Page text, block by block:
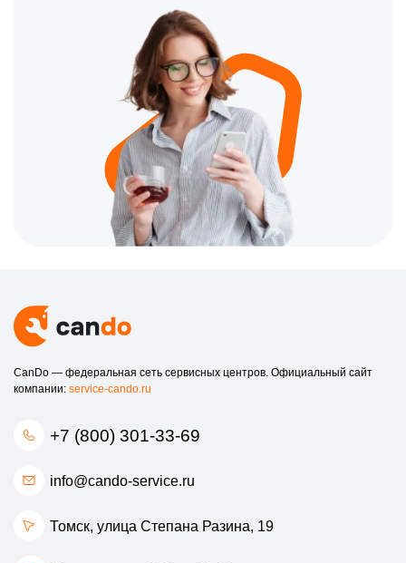
CanDo — федеральная сеть сервисных центров. Официальный сайт
компании: service-cando.ru
+7 (800) 301-33-69
info@cando-service.ru
Томск, улица Степана Разина, 19